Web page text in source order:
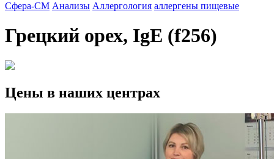
Сфера-СМ Анализы Аллергология аллергены пищевые
Грецкий орех, IgE (f256)
Цены в наших центрах